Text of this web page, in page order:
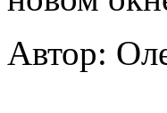
Автор: